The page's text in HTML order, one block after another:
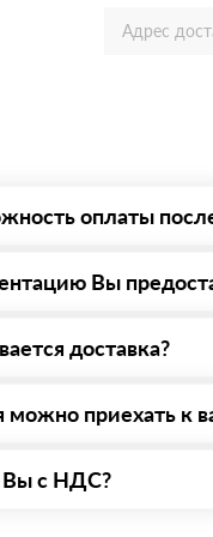
оплаты
отказаться.
Вы
доставка?
доставки, которые
можно приехать к
Вы с НДС?